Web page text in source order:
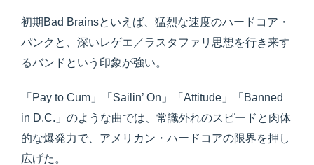
初期Bad Brainsといえば、猛烈な速度のハードコア・
パンクと、深いレゲエ／ラスタファリ思想を行き来す
るバンドという印象が強い。
「Pay to Cum」「Sailin’ On」「Attitude」「Banned
in D.C.」のような曲では、常識外れのスピードと肉体
的な爆発力で、アメリカン・ハードコアの限界を押し
広げた。